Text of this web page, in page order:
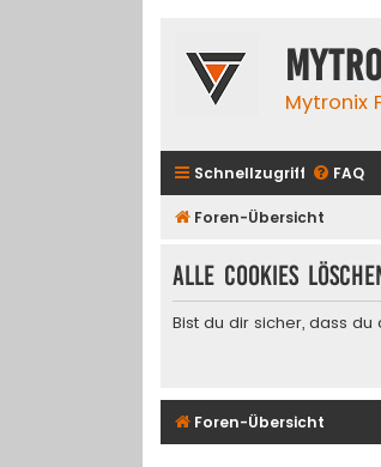
Mytronix
Schnellzugriff FAQ
Foren-Übersicht
Alle Cookies
Bist du dir sicher, dass
Foren-Übersicht